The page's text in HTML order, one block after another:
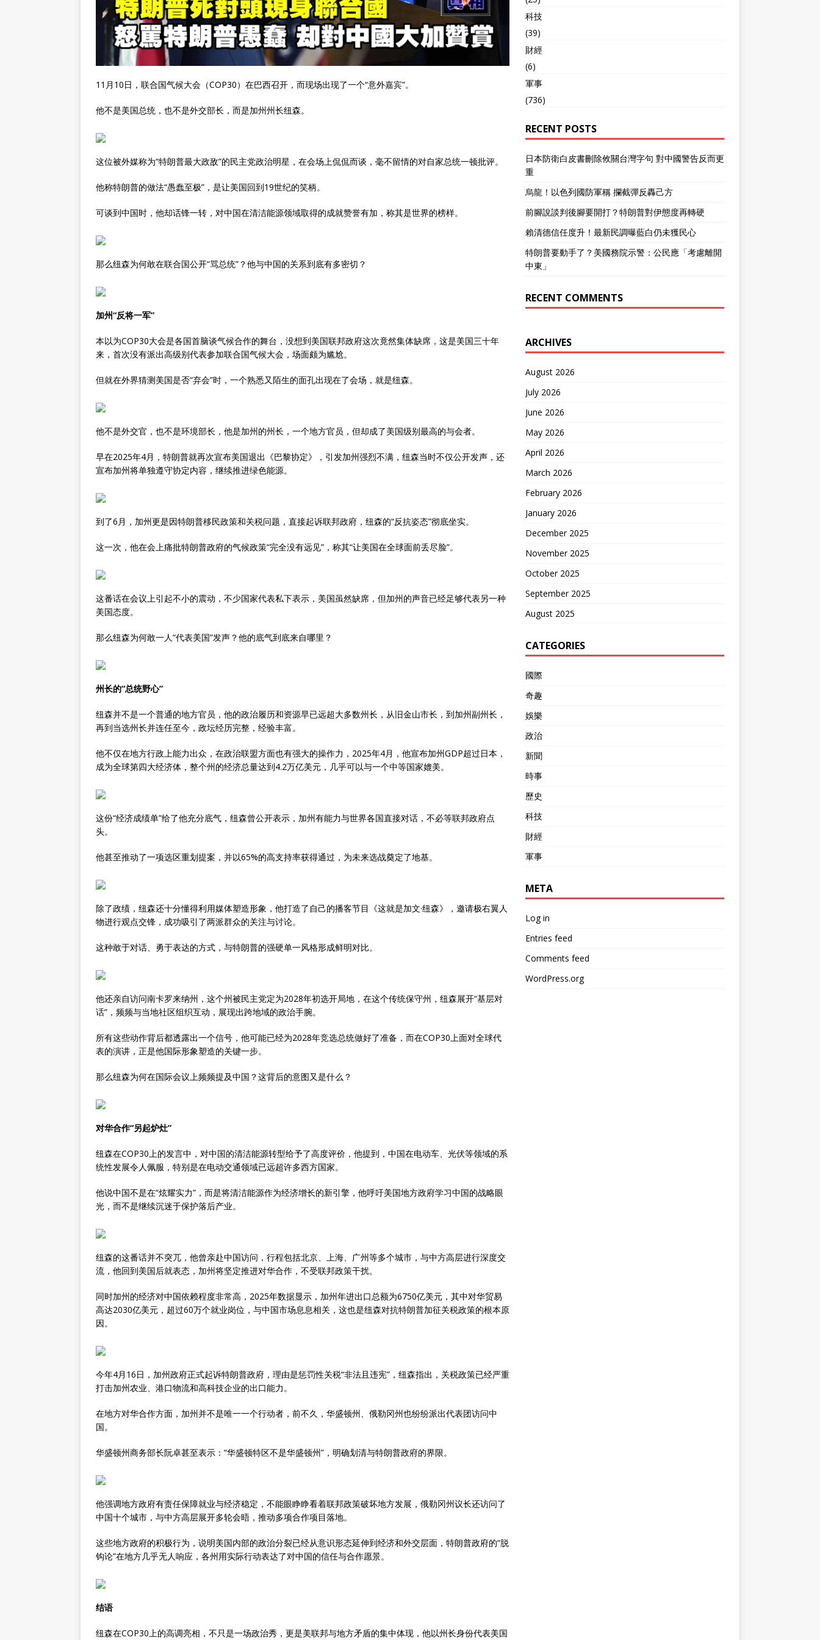
11月10日，联合国气候大会（COP30）在巴西召开，而现场出现了一个“意外嘉宾”。
他不是美国总统，也不是外交部长，而是加州州长纽森。
这位被外媒称为“特朗普最大政敌”的民主党政治明星，在会场上侃侃而谈，毫不留情的对自家总统一顿批评。
他称特朗普的做法“愚蠢至极”，是让美国回到19世纪的笑柄。
可谈到中国时，他却话锋一转，对中国在清洁能源领域取得的成就赞誉有加，称其是世界的榜样。
那么纽森为何敢在联合国公开“骂总统”？他与中国的关系到底有多密切？
加州“反将一军”
本以为COP30大会是各国首脑谈气候合作的舞台，没想到美国联邦政府这次竟然集体缺席，这是美国三十年
来，首次没有派出高级别代表参加联合国气候大会，场面颇为尴尬。
但就在外界猜测美国是否“弃会”时，一个熟悉又陌生的面孔出现在了会场，就是纽森。
他不是外交官，也不是环境部长，他是加州的州长，一个地方官员，但却成了美国级别最高的与会者。
早在2025年4月，特朗普就再次宣布美国退出《巴黎协定》，引发加州强烈不满，纽森当时不仅公开发声，还
宣布加州将单独遵守协定内容，继续推进绿色能源。
到了6月，加州更是因特朗普移民政策和关税问题，直接起诉联邦政府，纽森的“反抗姿态”彻底坐实。
这一次，他在会上痛批特朗普政府的气候政策“完全没有远见”，称其“让美国在全球面前丢尽脸”。
这番话在会议上引起不小的震动，不少国家代表私下表示，美国虽然缺席，但加州的声音已经足够代表另一种
美国态度。
那么纽森为何敢一人“代表美国”发声？他的底气到底来自哪里？
州长的“总统野心”
纽森并不是一个普通的地方官员，他的政治履历和资源早已远超大多数州长，从旧金山市长，到加州副州长，
再到当选州长并连任至今，政坛经历完整，经验丰富。
他不仅在地方行政上能力出众，在政治联盟方面也有强大的操作力，2025年4月，他宣布加州GDP超过日本，
成为全球第四大经济体，整个州的经济总量达到4.2万亿美元，几乎可以与一个中等国家媲美。
这份“经济成绩单”给了他充分底气，纽森曾公开表示，加州有能力与世界各国直接对话，不必等联邦政府点
头。
他甚至推动了一项选区重划提案，并以65%的高支持率获得通过，为未来选战奠定了地基。
除了政绩，纽森还十分懂得利用媒体塑造形象，他打造了自己的播客节目《这就是加文·纽森》，邀请极右翼人
物进行观点交锋，成功吸引了两派群众的关注与讨论。
这种敢于对话、勇于表达的方式，与特朗普的强硬单一风格形成鲜明对比。
他还亲自访问南卡罗来纳州，这个州被民主党定为2028年初选开局地，在这个传统保守州，纽森展开“基层对
话”，频频与当地社区组织互动，展现出跨地域的政治手腕。
所有这些动作背后都透露出一个信号，他可能已经为2028年竞选总统做好了准备，而在COP30上面对全球代
表的演讲，正是他国际形象塑造的关键一步。
那么纽森为何在国际会议上频频提及中国？这背后的意图又是什么？
对华合作“另起炉灶”
纽森在COP30上的发言中，对中国的清洁能源转型给予了高度评价，他提到，中国在电动车、光伏等领域的系
统性发展令人佩服，特别是在电动交通领域已远超许多西方国家。
他说中国不是在“炫耀实力”，而是将清洁能源作为经济增长的新引擎，他呼吁美国地方政府学习中国的战略眼
光，而不是继续沉迷于保护落后产业。
纽森的这番话并不突兀，他曾亲赴中国访问，行程包括北京、上海、广州等多个城市，与中方高层进行深度交
流，他回到美国后就表态，加州将坚定推进对华合作，不受联邦政策干扰。
同时加州的经济对中国依赖程度非常高，2025年数据显示，加州年进出口总额为6750亿美元，其中对华贸易
高达2030亿美元，超过60万个就业岗位，与中国市场息息相关，这也是纽森对抗特朗普加征关税政策的根本原
因。
今年4月16日，加州政府正式起诉特朗普政府，理由是惩罚性关税“非法且违宪”，纽森指出，关税政策已经严重
打击加州农业、港口物流和高科技企业的出口能力。
在地方对华合作方面，加州并不是唯一一个行动者，前不久，华盛顿州、俄勒冈州也纷纷派出代表团访问中
国。
华盛顿州商务部长阮卓甚至表示：“华盛顿特区不是华盛顿州”，明确划清与特朗普政府的界限。
他强调地方政府有责任保障就业与经济稳定，不能眼睁睁看着联邦政策破坏地方发展，俄勒冈州议长还访问了
中国十个城市，与中方高层展开多轮会晤，推动多项合作项目落地。
这些地方政府的积极行为，说明美国内部的政治分裂已经从意识形态延伸到经济和外交层面，特朗普政府的“脱
钩论”在地方几乎无人响应，各州用实际行动表达了对中国的信任与合作愿景。
结语
纽森在COP30上的高调亮相，不只是一场政治秀，更是美联邦与地方矛盾的集中体现，他以州长身份代表美国
科技
(39)
財經
(6)
軍事
(736)
RECENT POSTS
日本防衛白皮書刪除攸關台灣字句 對中國警告反而更
重
烏龍！以色列國防軍稱 攔截彈反轟己方
前腳說談判後腳要開打？特朗普對伊態度再轉硬
賴清德信任度升！最新民調曝藍白仍未獲民心
特朗普要動手了？美國務院示警：公民應「考慮離開
中東」
RECENT COMMENTS
ARCHIVES
August 2026
July 2026
June 2026
May 2026
April 2026
March 2026
February 2026
January 2026
December 2025
November 2025
October 2025
September 2025
August 2025
CATEGORIES
國際
奇趣
娛樂
政治
新聞
時事
歷史
科技
財經
軍事
META
Log in
Entries feed
Comments feed
WordPress.org